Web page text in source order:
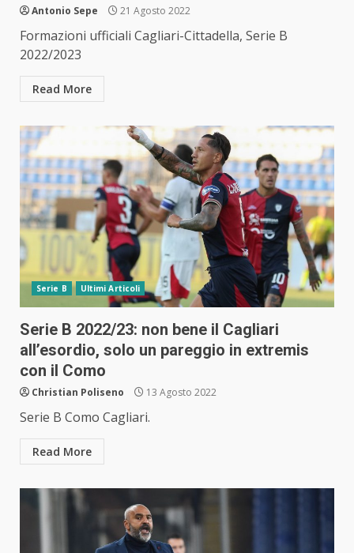
Antonio Sepe 21 Agosto 2022
Formazioni ufficiali Cagliari-Cittadella, Serie B
2022/2023
Read More
Serie B Ultimi Articoli
Serie B 2022/23: non bene il Cagliari
all’esordio, solo un pareggio in extremis
con il Como
Christian Poliseno 13 Agosto 2022
Serie B Como Cagliari.
Read More